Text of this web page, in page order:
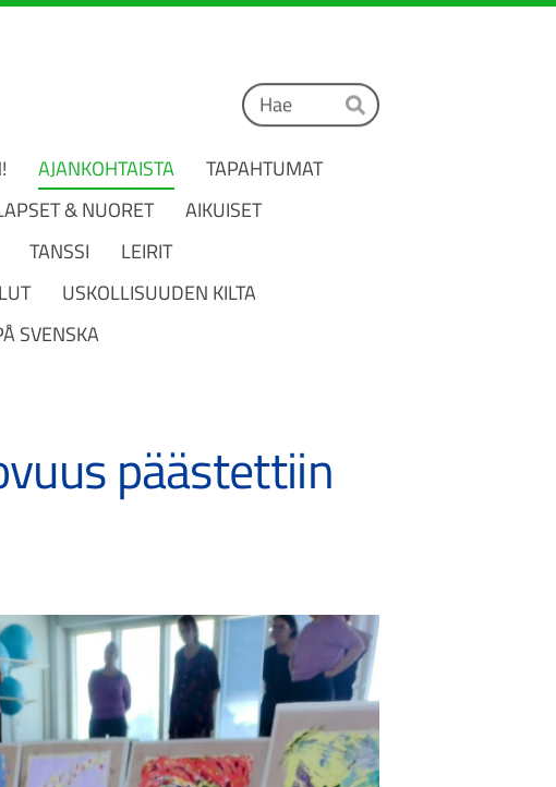
Haku
Hae
AJANKOHTAISTA
TAPAHTUMAT
& NUORET
AIKUISET
TANSSI
LEIRIT
USKOLLISUUDEN KILTA
SVENSKA
päästettiin